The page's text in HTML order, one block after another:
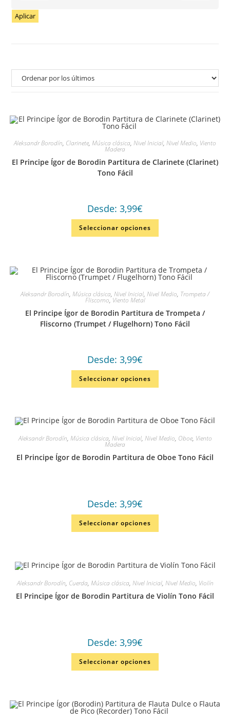
Aplicar
Aleksandr Borodín, Clarinete, Música clásica, Nivel Inicial, Nivel Medio, Viento
Madera
El Principe Ígor de Borodin Partitura de Clarinete (Clarinet)
Tono Fácil
Desde: 3,99€
Seleccionar opciones
Aleksandr Borodín, Música clásica, Nivel Inicial, Nivel Medio, Trompeta /
Fliscorno,Viento Metal
El Principe Ígor de Borodin Partitura de Trompeta /
Fliscorno (Trumpet / Flugelhorn) Tono Fácil
Desde: 3,99€
Seleccionar opciones
Aleksandr Borodín, Música clásica, Nivel Inicial, Nivel Medio, Oboe, Viento
Madera
El Principe Ígor de Borodin Partitura de Oboe Tono Fácil
Desde: 3,99€
Seleccionar opciones
Aleksandr Borodín, Cuerda, Música clásica, Nivel Inicial, Nivel Medio, Violín
El Principe Ígor de Borodin Partitura de Violín Tono Fácil
Desde: 3,99€
Seleccionar opciones